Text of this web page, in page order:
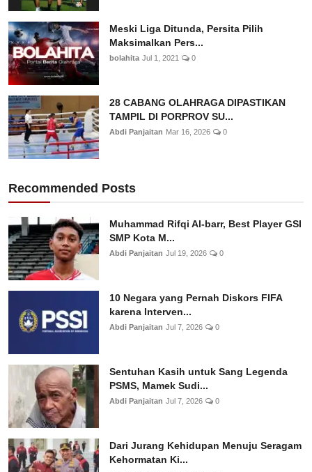
Meski Liga Ditunda, Persita Pilih
Maksimalkan Pers...
bolahita Jul 1, 2021 0
28 CABANG OLAHRAGA DIPASTIKAN
TAMPIL DI PORPROV SU...
Abdi Panjaitan Mar 16, 2026 0
Recommended Posts
Muhammad Rifqi Al-barr, Best Player GSI
SMP Kota M...
Abdi Panjaitan Jul 19, 2026 0
10 Negara yang Pernah Diskors FIFA
karena Interven...
Abdi Panjaitan Jul 7, 2026 0
Sentuhan Kasih untuk Sang Legenda
PSMS, Mamek Sudi...
Abdi Panjaitan Jul 7, 2026 0
Dari Jurang Kehidupan Menuju Seragam
Kehormatan Ki...